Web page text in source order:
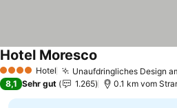
4 Sterne Hotel Unaufdringliches Design
Hotel Moresco
8,1 Sehr gut 1.265 0.1 km vom